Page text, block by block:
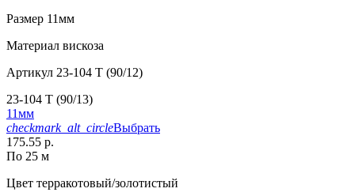
Размер 11мм
Материал вискоза
Артикул 23-104 T (90/12)
23-104 T (90/13)
11мм
checkmark_alt_circleВыбрать
175.55 р.
По 25 м
Цвет терракотовый/золотистый